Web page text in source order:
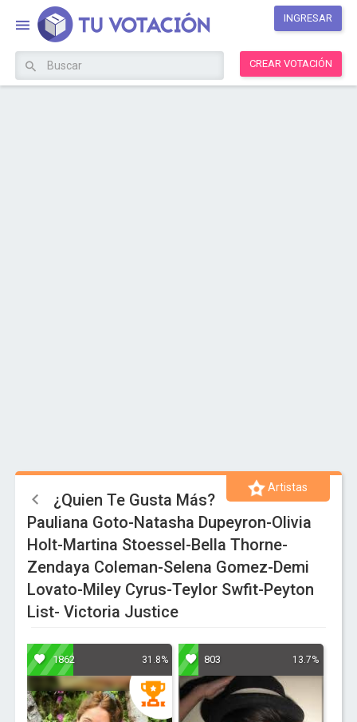
INGRESAR
CREAR VOTACIÓN
Artistas
¿Quien Te Gusta Más?
Pauliana Goto-Natasha Dupeyron-Olivia
Holt-Martina Stoessel-Bella Thorne-
Zendaya Coleman-Selena Gomez-Demi
Lovato-Miley Cyrus-Teylor Swfit-Peyton
List- Victoria Justice
1862 31.8% 803 13.7%